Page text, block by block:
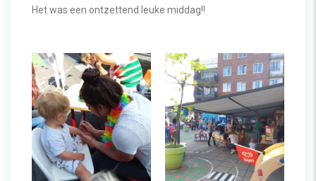
Het was een ontzettend leuke middag!!